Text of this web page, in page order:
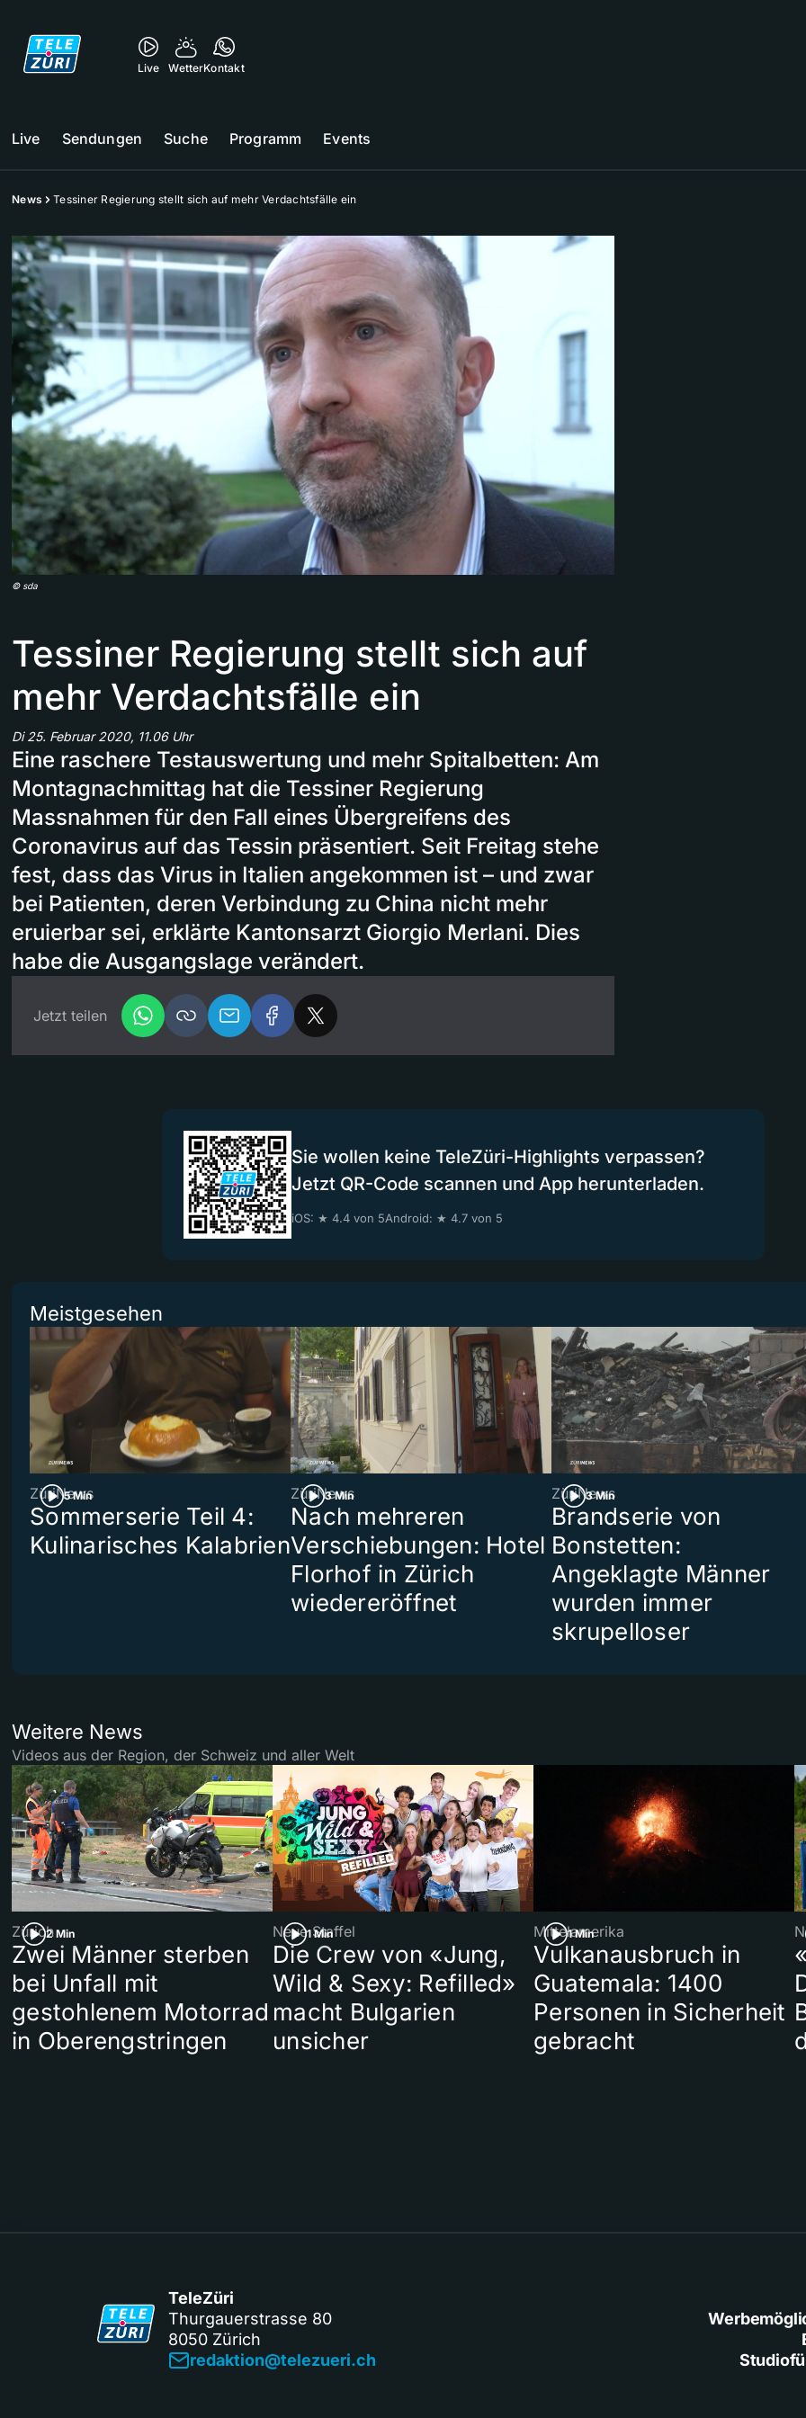
Live WetterKontakt
Live Sendungen Suche Programm Events
News Tessiner Regierung stellt sich auf mehr Verdachtsfälle ein
© sda
Tessiner Regierung stellt sich auf
mehr Verdachtsfälle ein
Di 25. Februar 2020, 11.06 Uhr
Eine raschere Testauswertung und mehr Spitalbetten: Am
Montagnachmittag hat die Tessiner Regierung
Massnahmen für den Fall eines Übergreifens des
Coronavirus auf das Tessin präsentiert. Seit Freitag stehe
fest, dass das Virus in Italien angekommen ist – und zwar
bei Patienten, deren Verbindung zu China nicht mehr
eruierbar sei, erklärte Kantonsarzt Giorgio Merlani. Dies
habe die Ausgangslage verändert.
Jetzt teilen
Sie wollen keine TeleZüri-Highlights verpassen?
Jetzt QR-Code scannen und App herunterladen.
iOS: ★ 4.4 von 5Android: ★ 4.7 von 5
Meistgesehen
5 Min
ZüriNews
Sommerserie Teil 4:
Kulinarisches Kalabrien
3 Min
ZüriNews
Nach mehreren
Verschiebungen: Hotel
Florhof in Zürich
wiedereröffnet
3 Min
ZüriNews
Brandserie von
Bonstetten:
Angeklagte Männer
wurden immer
skrupelloser
Weitere News
Videos aus der Region, der Schweiz und aller Welt
2 Min
Zürich
Zwei Männer sterben
bei Unfall mit
gestohlenem Motorrad
in Oberengstringen
1 Min
Neue Staffel
Die Crew von «Jung,
Wild & Sexy: Refilled»
macht Bulgarien
unsicher
1 Min
Mittelamerika
Vulkanausbruch in
Guatemala: 1400
Personen in Sicherheit
gebracht
TeleZüri
Thurgauerstrasse 80
8050 Zürich
redaktion@telezueri.ch